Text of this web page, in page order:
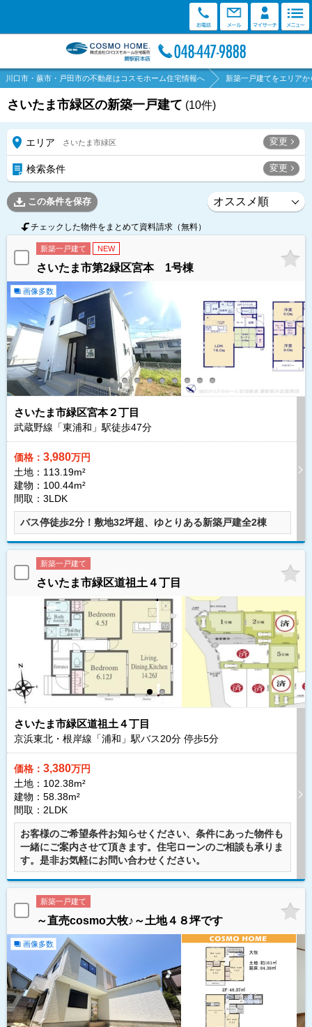
川口市・蕨市・戸田市の不動産はコスモホーム住宅情報へ 新築一戸建てをエリアか
さいたま市緑区の新築一戸建て (10件)
エリア さいたま市緑区 変更
検索条件 変更
この条件を保存
チェックした物件をまとめて資料請求（無料）
新築一戸建て NEW
さいたま市第2緑区宮本 1号棟
画像多数
さいたま市緑区宮本２丁目
武蔵野線「東浦和」駅徒歩47分
価格： 3,980万円
土地：113.19m²
建物：100.44m²
間取：3LDK
バス停徒歩2分！敷地32坪超、ゆとりある新築戸建全2棟
新築一戸建て
さいたま市緑区道祖土４丁目
さいたま市緑区道祖土４丁目
京浜東北・根岸線「浦和」駅バス20分 停歩5分
価格： 3,380万円
土地：102.38m²
建物：58.38m²
間取：2LDK
お客様のご希望条件お知らせください、条件にあった物件も
一緒にご案内させて頂きます。住宅ローンのご相談も承りま
す。是非お気軽にお問い合わせください。
新築一戸建て
～直売cosmo大牧♪～土地４８坪です
画像多数